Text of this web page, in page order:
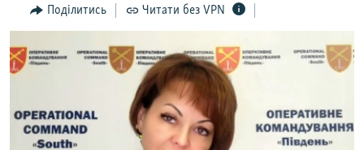
Перейти
до
пошуку
ПОГЛЯД
ІНТЕРВ'Ю
ВСЕ ЗА ДЕНЬ
ДЕПОРТАЦІЯ
ЯК ОБІЙТИ БЛОКУВАННЯ
Поділитись Читати без VPN